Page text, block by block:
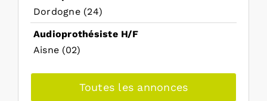
Dordogne (24)
Audioprothésiste H/F
Aisne (02)
Toutes les annonces